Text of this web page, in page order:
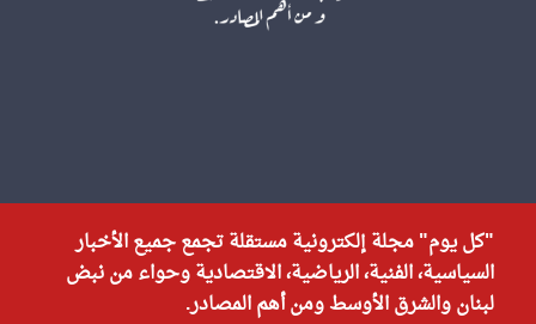
"كل يوم" مجلة إلكترونية مستقلة تجمع جميع الأخبار
السياسية، الفنية، الرياضية، الاقتصادية وحواء من نبض
لبنان والشرق الأوسط ومن أهم المصادر.